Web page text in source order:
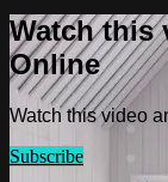
Watch this
Online
Watch this video
Subscribe